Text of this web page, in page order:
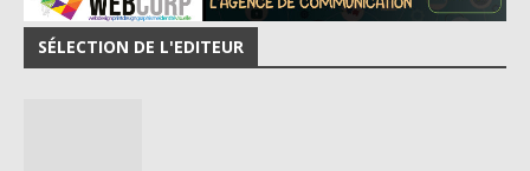
SÉLECTION DE L'EDITEUR